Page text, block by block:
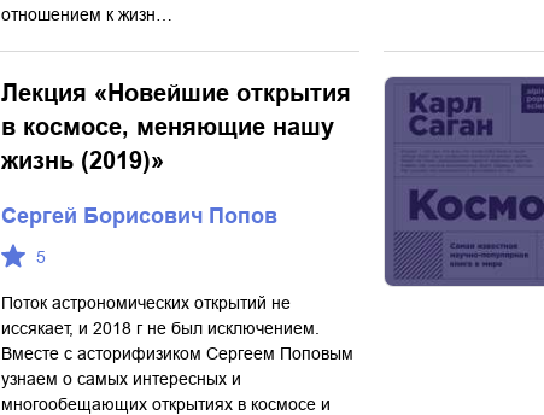
отношением к жизн…
Лекция «Новейшие открытия
в космосе, меняющие нашу
жизнь (2019)»
Сергей Борисович Попов
5
Поток астрономических открытий не
иссякает, и 2018 г не был исключением.
Вместе с асторифизиком Сергеем Поповым
узнаем о самых интересных и
многообещающих открытиях в космосе и